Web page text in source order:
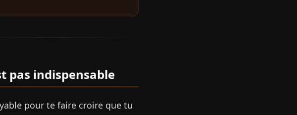
pas indispensable
pour te faire croire que tu